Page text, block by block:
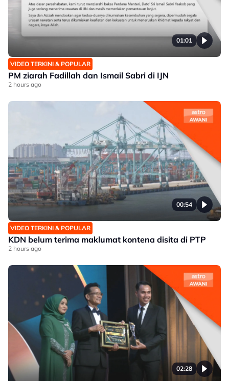
01:01
VIDEO TERKINI & POPULAR
PM ziarah Fadillah dan Ismail Sabri di IJN
2 hours ago
00:54
VIDEO TERKINI & POPULAR
KDN belum terima maklumat kontena disita di PTP
2 hours ago
02:28